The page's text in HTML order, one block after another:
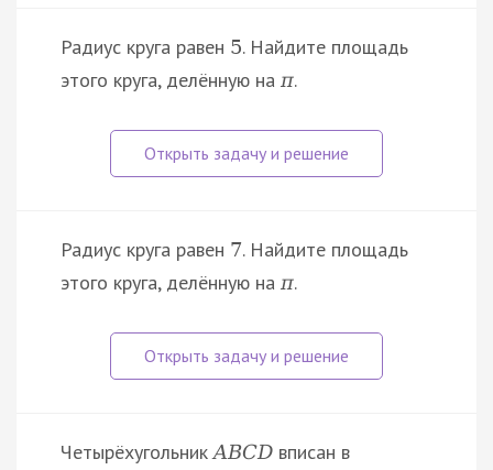
Радиус круга равен 5. Найдите площадь
этого круга, делённую на π.
Радиус круга равен 7. Найдите площадь
этого круга, делённую на π.
ЧетырёхугольникABCD вписан в